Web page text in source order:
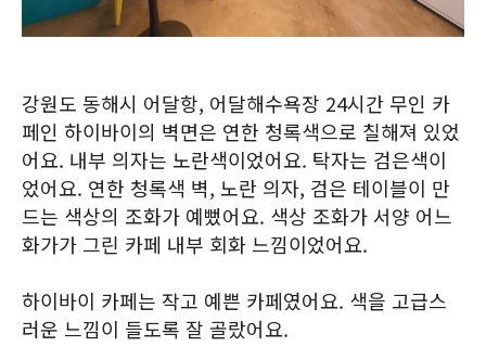
강원도 동해시 어달항, 어달해수욕장 24시간 무인 카
페인 하이바이의 벽면은 연한 청록색으로 칠해져 있었
어요. 내부 의자는 노란색이었어요. 탁자는 검은색이
었어요. 연한 청록색 벽, 노란 의자, 검은 테이블이 만
드는 색상의 조화가 예뻤어요. 색상 조화가 서양 어느
화가가 그린 카페 내부 회화 느낌이었어요.
하이바이 카페는 작고 예쁜 카페였어요. 색을 고급스
러운 느낌이 들도록 잘 골랐어요.